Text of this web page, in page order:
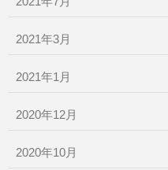
2021年3月
2021年1月
2020年12月
2020年10月